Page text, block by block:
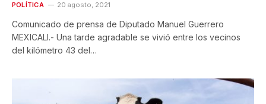
POLÍTICA 20 agosto, 2021
Comunicado de prensa de Diputado Manuel Guerrero
MEXICALI.- Una tarde agradable se vivió entre los vecinos
del kilómetro 43 del…